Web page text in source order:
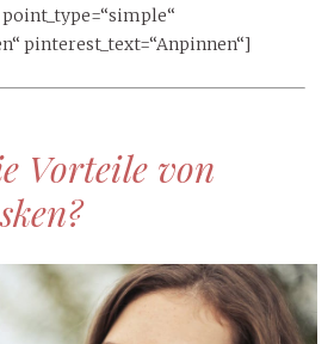
pinterest_text=“Anpinnen“]
Vorteile von